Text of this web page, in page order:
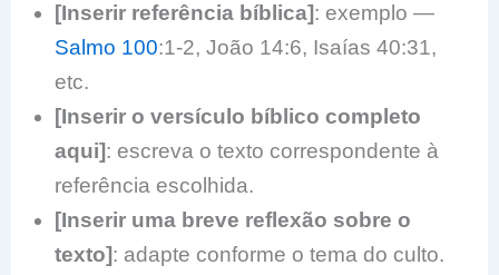
[Inserir referência bíblica]: exemplo —
Salmo 100:1-2, João 14:6, Isaías 40:31,
etc.
[Inserir o versículo bíblico completo
aqui]: escreva o texto correspondente à
referência escolhida.
[Inserir uma breve reflexão sobre o
texto]: adapte conforme o tema do culto.